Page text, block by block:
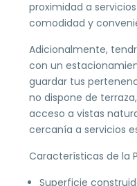
proximidad a
comodidad y
Adicionalmente,
con un
guardar tus
no dispone de
acceso a vistas
cercanía a servicios
Características de la
Superficie